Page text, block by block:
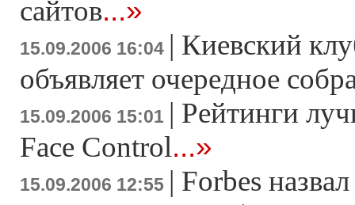
сайтов...»
15.09.2006 16:04 | Киевский
объявляет очередное
15.09.2006 15:01 | Рейтинги
Face Control...»
15.09.2006 12:55 | Forbes